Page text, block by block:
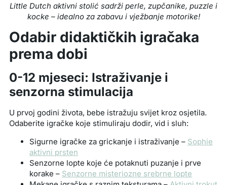
Little Dutch aktivni stolić sadrži perle, zupčanike, puzzle i
kocke – idealno za zabavu i vježbanje motorike!
Odabir didaktičkih igračaka
prema dobi
0-12 mjeseci: Istraživanje i
senzorna stimulacija
U prvoj godini života, bebe istražuju svijet kroz osjetila.
Odaberite igračke koje stimuliraju dodir, vid i sluh:
Sigurne igračke za grickanje i istraživanje – Sophie
aktivni prsten
Senzorne lopte koje će potaknuti puzanje i prve
korake – Senzorne misteriozne srebrne lopte